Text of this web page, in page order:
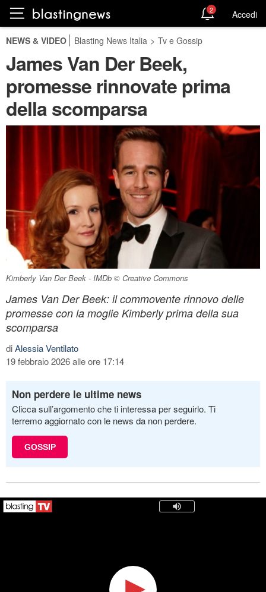
2 Accedi
NEWS & VIDEO Blasting News Italia > Tv e Gossip
James Van Der Beek,
promesse rinnovate prima
della scomparsa
Kimberly Van Der Beek - IMDb © Creative Commons
James Van Der Beek: il commovente rinnovo delle
promesse con la moglie Kimberly prima della sua
scomparsa
diAlessia Ventilato
19 febbraio 2026 alle ore 17:14
Non perdere le ultime news
Clicca sull’argomento che ti interessa per seguirlo. Ti
terremo aggiornato con le news da non perdere.
GOSSIP